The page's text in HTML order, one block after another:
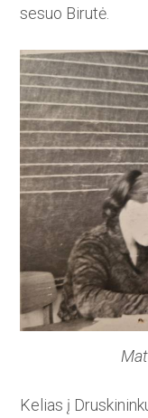
sesuo Birutė.
Kelias į